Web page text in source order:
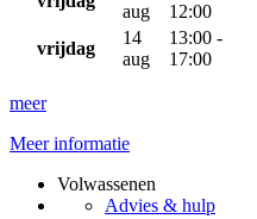
aug
12:00
vrijdag
14
aug
13:00 -
17:00
meer
Meer informatie
Volwassenen
Advies & hulp